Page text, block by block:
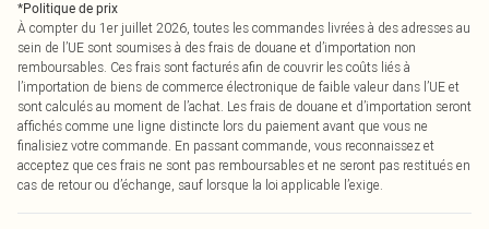
*Politique de prix
À compter du 1er juillet 2026, toutes les commandes livrées à des adresses au
sein de l’UE sont soumises à des frais de douane et d’importation non
remboursables. Ces frais sont facturés afin de couvrir les coûts liés à
l’importation de biens de commerce électronique de faible valeur dans l’UE et
sont calculés au moment de l’achat. Les frais de douane et d’importation seront
affichés comme une ligne distincte lors du paiement avant que vous ne
finalisiez votre commande. En passant commande, vous reconnaissez et
acceptez que ces frais ne sont pas remboursables et ne seront pas restitués en
cas de retour ou d’échange, sauf lorsque la loi applicable l’exige.